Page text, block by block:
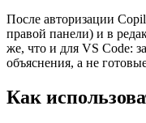
После авторизации
правой панели) и в
же, что и для VS Code:
объяснения, а не
Как